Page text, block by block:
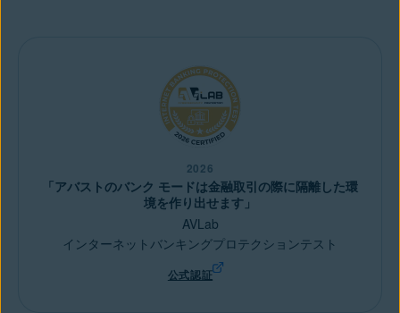
2026
「アバストのバンク モードは金融取引の際に隔離した環
境を作り出せます」
AVLab
インターネットバンキングプロテクションテスト
公式認証